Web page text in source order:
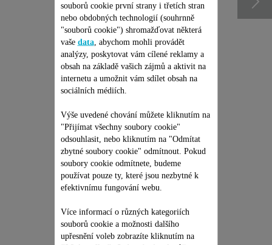
PŘÍSLUŠENSTVÍ
NÁSTAVEC PLAVKY CS-
00121609
Překvapivé výsledky
K dispozici na skladě.
99,00 Kč
Přidat do nákupního košíku
souborů cookie první strany i třetích stran
nebo obdobných technologií (souhrnně
"souborů cookie") shromažďovat některá
vaše data, abychom mohli provádět
analýzy, poskytovat vám cílené reklamy a
obsah na základě vašich zájmů a aktivit na
internetu a umožnit vám sdílet obsah na
sociálních médiích.
Výše uvedené chování můžete kliknutím na
"Přijímat všechny soubory cookie"
odsouhlasit, nebo kliknutím na "Odmítat
zbytné soubory cookie" odmítnout. Pokud
soubory cookie odmítnete, budeme
používat pouze ty, které jsou nezbytné k
efektivnímu fungování webu.
Více informací o různých kategoriích
souborů cookie a možnosti dalšího
upřesnění voleb zobrazíte kliknutím na